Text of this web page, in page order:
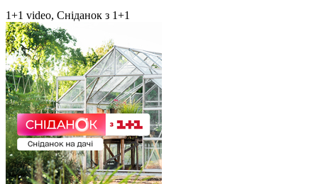
1+1 video, Сніданок з 1+1